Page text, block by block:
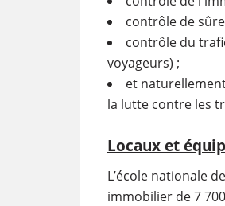
contrôle de
contrôle du
voyageurs) ;
et
la lutte contre les
Locaux et
L’école nationale
immobilier de 7